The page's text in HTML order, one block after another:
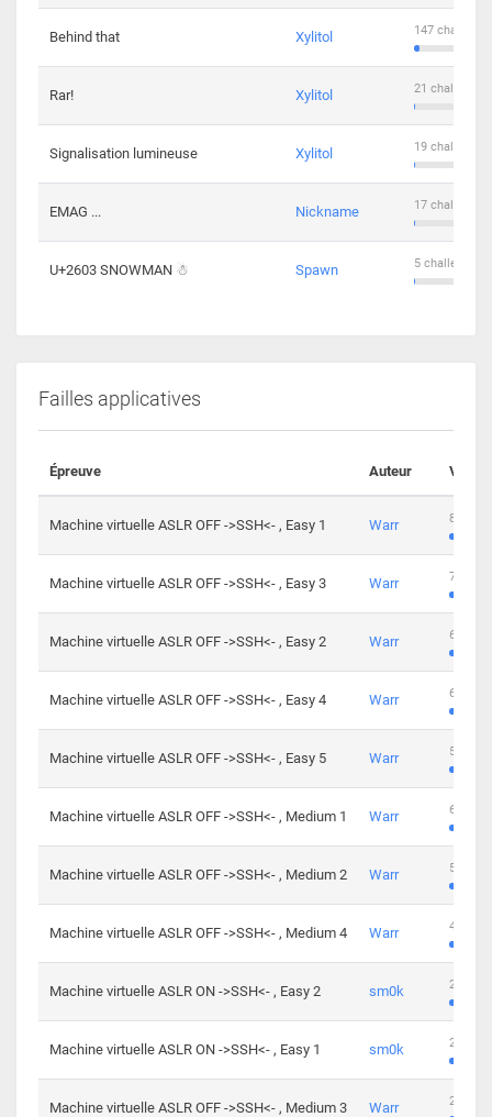
Behind that Xylitol 147
Rar! Xylitol 21
Signalisation lumineuse Xylitol 19
EMAG ... Nickname 17
U+2603 SNOWMAN ☃ Spawn 5 challengers
Failles applicatives
Épreuve Auteur
Machine virtuelle ASLR OFF ->SSH<- , Easy 1 Warr 801
Machine virtuelle ASLR OFF ->SSH<- , Easy 3 Warr 746
Machine virtuelle ASLR OFF ->SSH<- , Easy 2 Warr 681
Machine virtuelle ASLR OFF ->SSH<- , Easy 4 Warr 645
Machine virtuelle ASLR OFF ->SSH<- , Easy 5 Warr 561
Machine virtuelle ASLR OFF ->SSH<- , Medium 1 Warr 605
Machine virtuelle ASLR OFF ->SSH<- , Medium 2 Warr 509
Machine virtuelle ASLR OFF ->SSH<- , Medium 4 Warr 413
Machine virtuelle ASLR ON ->SSH<- , Easy 2 sm0k 247
Machine virtuelle ASLR ON ->SSH<- , Easy 1 sm0k 219
Machine virtuelle ASLR OFF ->SSH<- , Medium 3 Warr 280